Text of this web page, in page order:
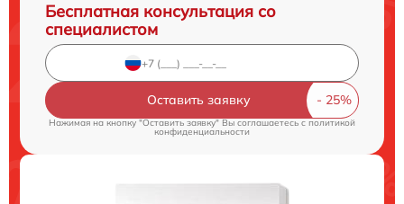
Бесплатная консультация со
специалистом
Оставить заявку
Нажимая на кнопку "Оставить заявку" Вы соглашаетесь c политикой
конфиденциальности